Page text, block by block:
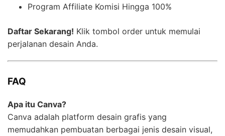
Program Affiliate Komisi Hingga 100%
Daftar Sekarang! Klik tombol order untuk memulai
perjalanan desain Anda.
FAQ
Apa itu Canva?
Canva adalah platform desain grafis yang
memudahkan pembuatan berbagai jenis desain visual,